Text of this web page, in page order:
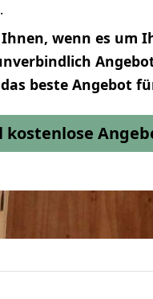
wenn es um
das beste Angebot
kostenlose